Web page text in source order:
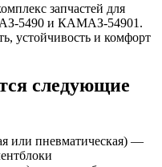
запчастей для
5490 и КАМАЗ-54901.
устойчивость и комфорт
следующие
или пневматическая) —